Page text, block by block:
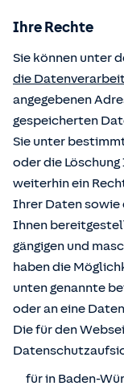
Ihre Rechte
Sie können unter
die
angegebenen
gespeicherten
Sie unter
oder die
weiterhin ein
Ihrer Daten sowie
Ihnen
gängigen und
haben die
unten genannte
oder an eine
Die für den
für in Baden-